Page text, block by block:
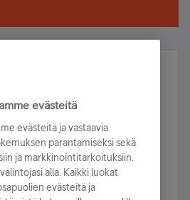
ja voita!
ja olet mukana arvonnassa.
evästeitä
evästeitä ja vastaavia
parantamiseksi sekä
ja markkinointitarkoituksiin.
alla. Kaikki luokat
evästeitä ja